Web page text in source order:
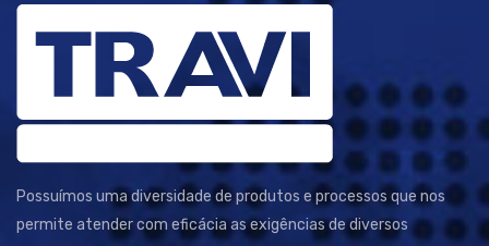
Possuímos uma diversidade de produtos e processos que nos
permite atender com eficácia as exigências de diversos